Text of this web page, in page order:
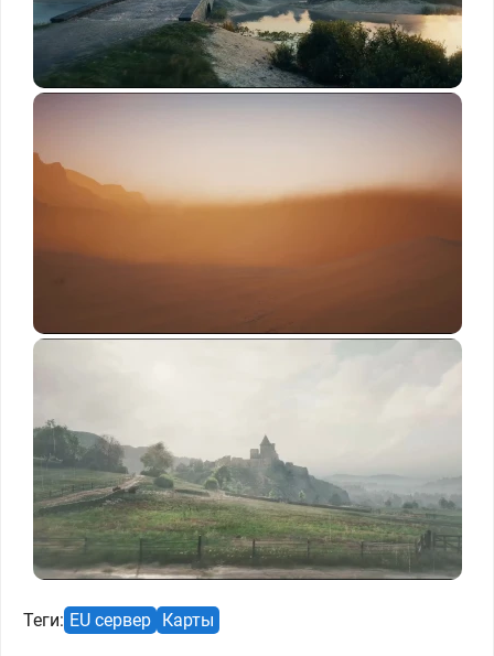
Теги: EU сервер Карты